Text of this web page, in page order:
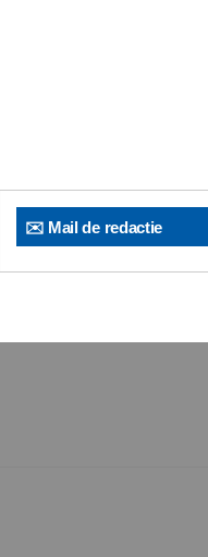
✉️ Mail de redactie